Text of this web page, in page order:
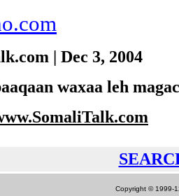
| Dec 3, 2004
waxaa leh
Copyright © 1999-